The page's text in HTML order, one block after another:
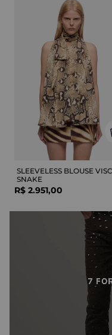
SLEEVELESS BLOUSE
SNAKE
R$ 2.951,00